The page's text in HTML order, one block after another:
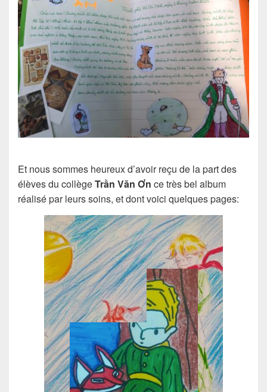
Et nous sommes heureux d’avoir reçu de la part des
élèves du collègeTrần Văn Ơn ce très bel album
réalisé par leurs soins, et dont voici quelques pages: